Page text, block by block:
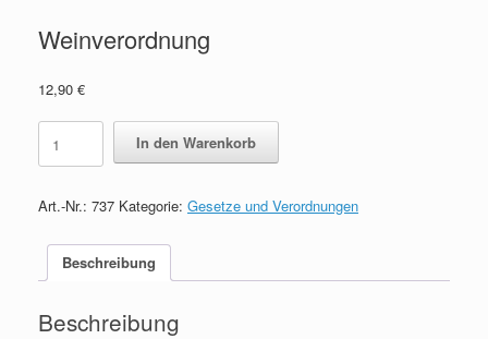
Weinverordnung
12,90 €
Weinverordnung
quantity
In den Warenkorb
Art.-Nr.: 737 Kategorie: Gesetze und Verordnungen
Beschreibung
Beschreibung